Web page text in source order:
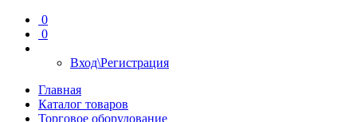
0
0
Вход\Регистрация
Главная
Каталог товаров
Торговое оборудование